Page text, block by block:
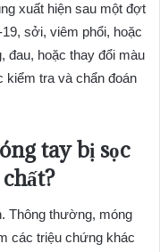
xuất hiện sau một đợt
sởi, viêm phổi, hoặc
đau, hoặc thay đổi màu
kiểm tra và chẩn đoán
tay bị sọc
Thông thường, móng
các triệu chứng khác